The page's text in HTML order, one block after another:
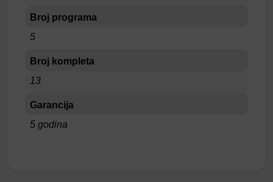
Broj programa
5
Broj kompleta
13
Garancija
5 godina